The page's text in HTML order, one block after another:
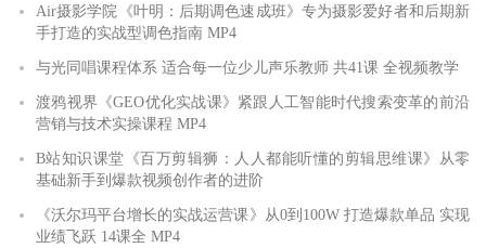
Air摄影学院《叶明：后期调色速成班》专为摄影爱好者和后期新
手打造的实战型调色指南 MP4
与光同唱课程体系 适合每一位少儿声乐教师 共41课 全视频教学
渡鸦视界《GEO优化实战课》紧跟人工智能时代搜索变革的前沿
营销与技术实操课程 MP4
B站知识课堂《百万剪辑狮：人人都能听懂的剪辑思维课》从零
基础新手到爆款视频创作者的进阶
《沃尔玛平台增长的实战运营课》从0到100W 打造爆款单品 实现
业绩飞跃 14课全 MP4